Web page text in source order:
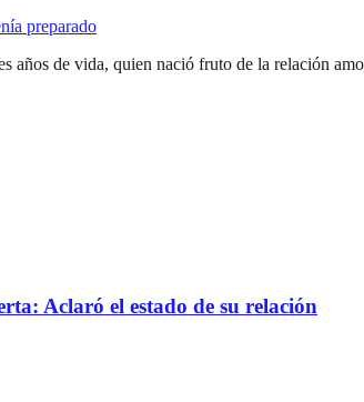
preparado
años de vida, quien nació fruto de la relación
Aclaró el estado de su relación